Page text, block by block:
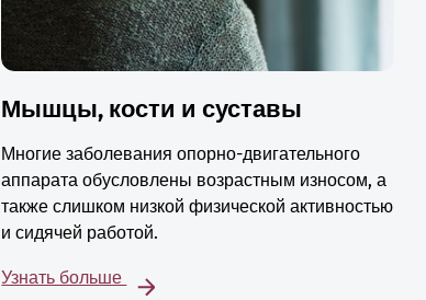
Мышцы, кости и суставы
Многие заболевания опорно-двигательного
аппарата обусловлены возрастным износом, а
также слишком низкой физической активностью
и сидячей работой.
Узнать больше